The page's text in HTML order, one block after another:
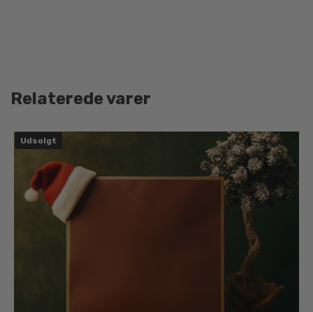
Relaterede varer
Udsolgt